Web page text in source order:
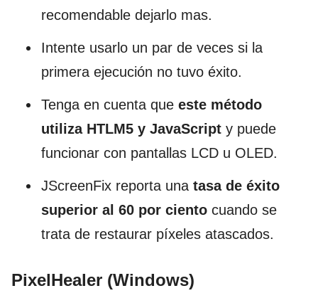
recomendable dejarlo mas.
Intente usarlo un par de veces si la
primera ejecución no tuvo éxito.
Tenga en cuenta que este método
utiliza HTLM5 y JavaScript y puede
funcionar con pantallas LCD u OLED.
JScreenFix reporta una tasa de éxito
superior al 60 por ciento cuando se
trata de restaurar píxeles atascados.
PixelHealer (Windows)